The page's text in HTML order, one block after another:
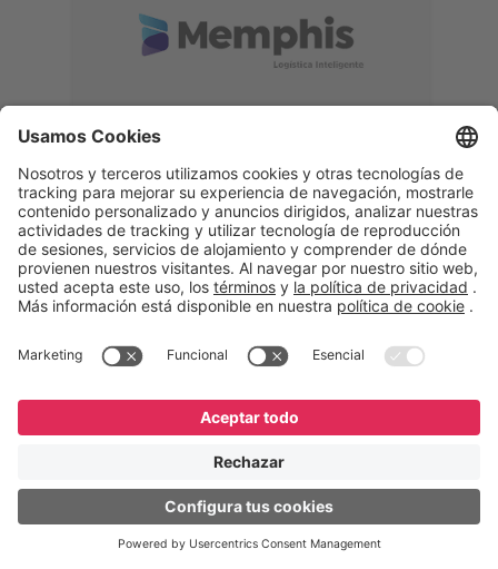
Memphis
Eduardo Ribeiro
CEO
“Con GeneXus desarrollamos una
acompañar todas las etapas de la
verificar, analizar, reacondicionar y
garantizando calidad y reduciendo
costos”.